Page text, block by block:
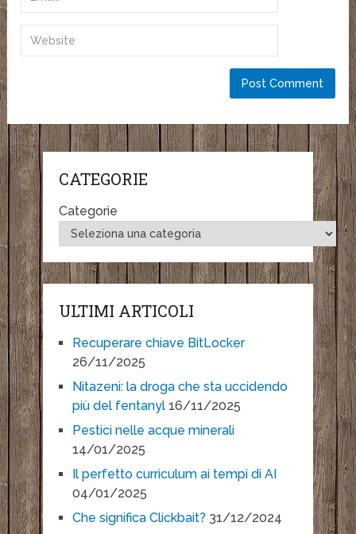
CATEGORIE
Categorie
ULTIMI ARTICOLI
Recuperare chiave BitLocker
26/11/2025
Nitazeni: la droga che sta uccidendo
più del fentanyl 16/11/2025
Pestici nelle acque minerali
14/01/2025
Il perfetto curriculum ai tempi di AI
04/01/2025
Che significa Clickbait? 31/12/2024